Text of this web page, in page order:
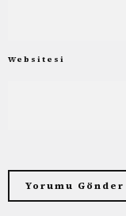
Websitesi